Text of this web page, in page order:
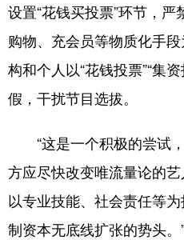
设置“花钱买投票”环节，
购物、充会员等物质化手
构和个人以“花钱投票”“集
假，干扰节目选拔。
“这是一个积极的尝试，
方应尽快改变唯流量论的
以专业技能、社会责任等
制资本无底线扩张的势头。